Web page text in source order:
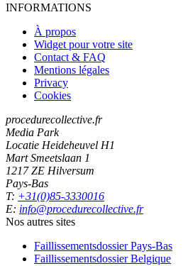
INFORMATIONS
À propos
Widget pour votre site
Contact & FAQ
Mentions légales
Privacy
Cookies
procedurecollective.fr
Media Park
Locatie Heideheuvel H1
Mart Smeetslaan 1
1217 ZE Hilversum
Pays-Bas
T: +31(0)85-3330016
E: info@procedurecollective.fr
Nos autres sites
Faillissementsdossier Pays-Bas
Faillissementsdossier Belgique